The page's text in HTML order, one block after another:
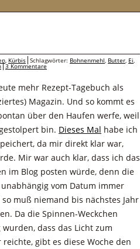
, Kürbis Schlagwörter: Bohnenmehl, Butter, Ei,
3 Kommentare
mehr Rezept-Tagebuch als
Magazin. Und so kommt es
über den Haufen werfe, weil
bin. Dieses Mal habe ich
da mir direkt klar war,
Mir war auch klar, dass ich das
im Blog posten würde, denn die
vom Datum immer
muß niemand bis nächstes Jahr
Da die Spinnen-Weckchen
dass das Licht zum
gibt es diese Woche den